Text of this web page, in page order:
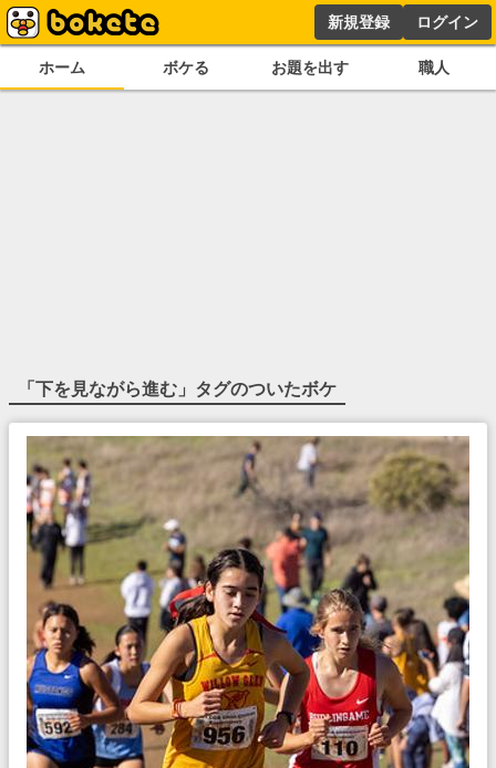
新規登録 ログイン
ホーム ボケる お題を出す 職人
「下を見ながら進む 」タグのついたボケ